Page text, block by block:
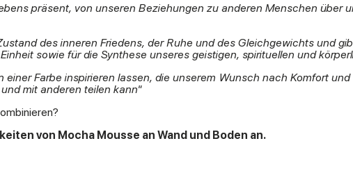
präsent, von unseren Beziehungen zu anderen Menschen über
des inneren Friedens, der Ruhe und des Gleichgewichts und
sowie für die Synthese unseres geistigen, spirituellen und
Farbe inspirieren lassen, die unserem Wunsch nach Komfort
mit anderen teilen kann"
von Mocha Mousse an Wand und Boden an.